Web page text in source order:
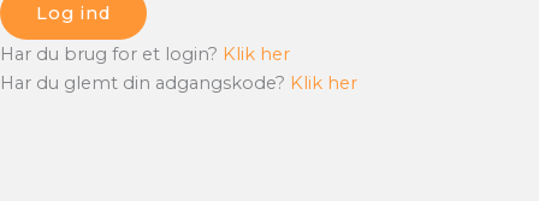
Log ind
Har du brug for et login? Klik her
Har du glemt din adgangskode? Klik her